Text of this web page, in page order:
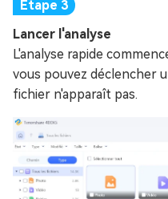
Lancer l'analyse
L'analyse rapide
vous pouvez déclencher
fichier n'apparaît pas.